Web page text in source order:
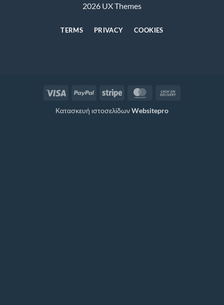
2026 UX Themes
TERMS PRIVACY COOKIES
Visa PayPal Stripe MasterCard
Κατασκευή ιστοσελίδωνWebsitepro